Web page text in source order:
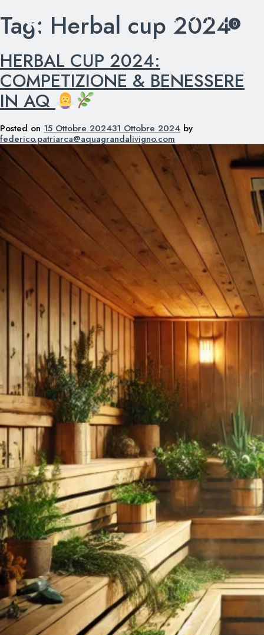
Skip
content
0
Tag: Herbal cup 2024
HERBAL CUP 2024:
COMPETIZIONE & BENESSERE
IN AQ
Posted on 15 Ottobre 202431 Ottobre 2024 by
federico.patriarca@aquagrandalivigno.com